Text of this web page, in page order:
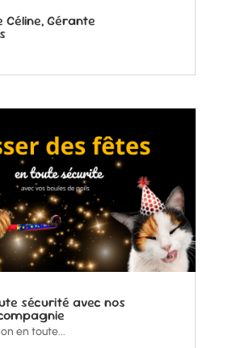
Céline, Gérante
sécurité avec nos
en toute...